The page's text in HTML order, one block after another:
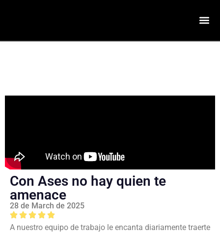
Con Ases no hay quien te
amenace
28 de March de 2025
A nuestro equipo de trabajo le encanta diariamente traerte